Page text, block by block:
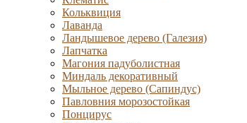
Кольквиция
Лаванда
Ландышевое дерево (Галезия)
Лапчатка
Магония падуболистная
Миндаль декоративный
Мыльное дерево (Сапиндус)
Павловния морозостойкая
Понцирус